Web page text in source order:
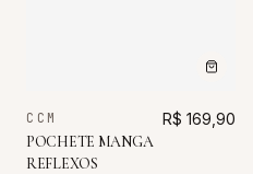
CCM
POCHETE MANGA
REFLEXOS
R$ 169,90